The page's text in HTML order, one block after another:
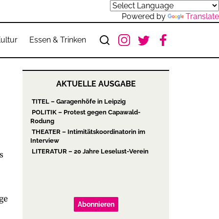
Powered by Translate
Essen & Trinken
AKTUELLE AUSGABE
TITEL – Garagenhöfe in Leipzig
POLITIK – Protest gegen Capawald-
Rodung
THEATER – Intimitätskoordinatorin im
Interview
LITERATUR – 20 Jahre Leselust-Verein
Abonnieren